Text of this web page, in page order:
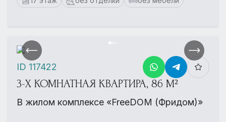
3-Х КОМНАТНАЯ КВАРТИРА, 86 М²
В жилом комплексе «FreeDOM (Фридом)»
ID 117422